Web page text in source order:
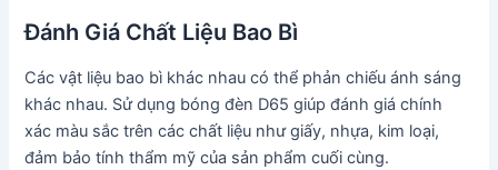
Đánh Giá Chất Liệu Bao Bì
Các vật liệu bao bì khác nhau có thể phản chiếu ánh sáng
khác nhau. Sử dụng bóng đèn D65 giúp đánh giá chính
xác màu sắc trên các chất liệu như giấy, nhựa, kim loại,
đảm bảo tính thẩm mỹ của sản phẩm cuối cùng.